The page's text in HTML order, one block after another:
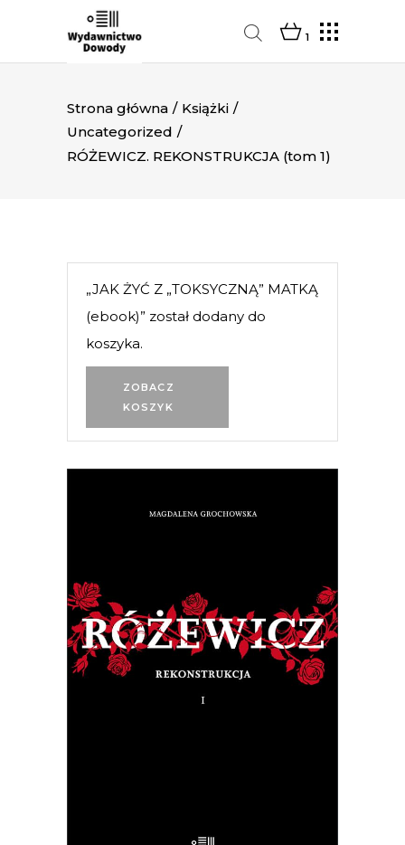
1
Strona główna / Książki /
Uncategorized /
RÓŻEWICZ. REKONSTRUKCJA (tom 1)
ZOBACZ
KOSZYK
„JAK ŻYĆ Z „TOKSYCZNĄ” MATKĄ
(ebook)” został dodany do
koszyka.